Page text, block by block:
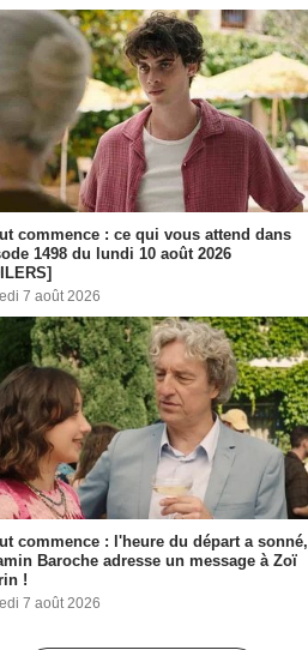
commence : ce qui vous attend dans
1498 du lundi 10 août 2026
7 août 2026
commence : l'heure du départ a sonné,
Baroche adresse un message à Zoï
!
7 août 2026